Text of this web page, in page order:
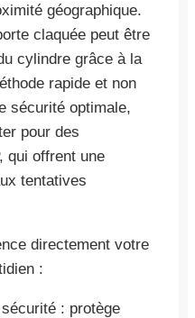
géographique.
claquée peut être
cylindre grâce à la
rapide et non
sécurité optimale,
pour des
qui offrent une
tentatives
directement votre
:
: protège